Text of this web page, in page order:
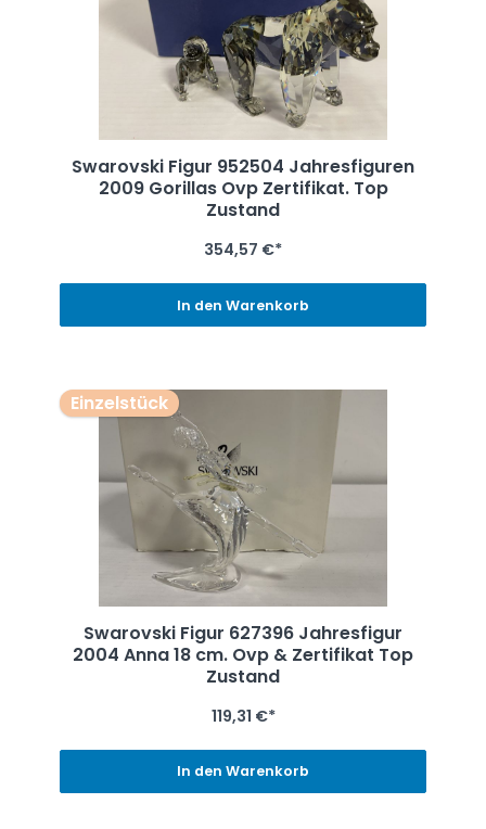
Swarovski Figur 952504 Jahresfiguren
2009 Gorillas Ovp Zertifikat. Top
Zustand
354,57 €*
In den Warenkorb
Einzelstück
Swarovski Figur 627396 Jahresfigur
2004 Anna 18 cm. Ovp & Zertifikat Top
Zustand
119,31 €*
In den Warenkorb